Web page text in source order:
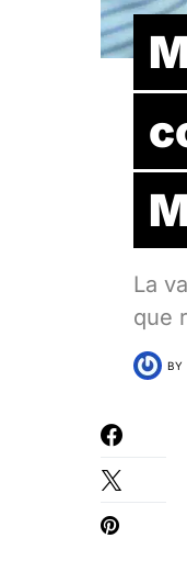
La
que
BY